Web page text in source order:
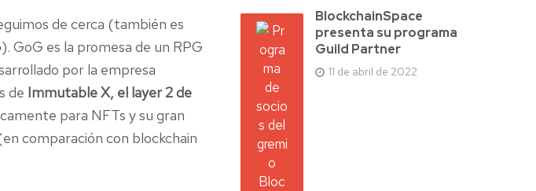
de cerca (también es
). GoG es la promesa de un RPG
por la empresa
de Immutable X, el layer 2 de
para NFTs y su gran
comparación con blockchain
BlockchainSpace
presenta su programa
Guild Partner
11 de abril de 2022